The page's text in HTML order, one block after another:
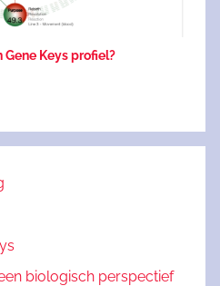
Gene Keys profiel?
biologisch perspectief